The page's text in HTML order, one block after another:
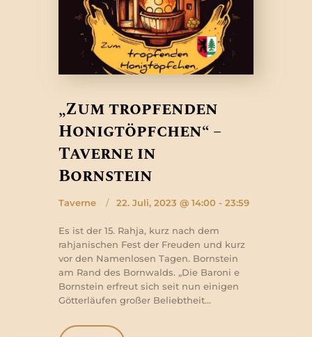
„Zum tropfenden
Honigtöpfchen“ –
Taverne in
Bornstein
Taverne 22. Juli, 2023 @ 14:00 - 23:59
Es ist der 15. Rahja, kurz nach dem
rahjanischen Fest der Freuden und kurz
vor den Namenlosen Tagen. Bornstein
am Rand des Bornwalds. „Die Baroni e
Bornstein erfreut sich seit nun einigen
Götterläufen großer Beliebtheit…